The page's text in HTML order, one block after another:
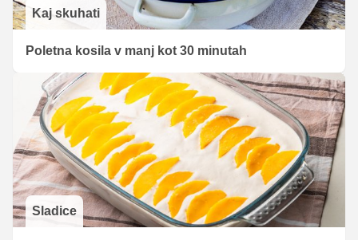
Kaj skuhati
Poletna kosila v manj kot 30 minutah
Sladice